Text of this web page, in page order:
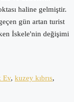
haline gelmiştir.
gün artan turist
İskele'nin değişimi
Ev, kuzey kıbrıs,